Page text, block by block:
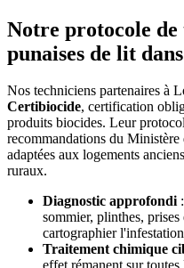
Notre protocole
punaises de lit
Nos techniciens partenaires à
Certibiocide, certification
produits biocides. Leur
recommandations du
adaptées aux logements
ruraux.
Diagnostic approfondi:
sommier, plinthes,
cartographier l'infestation
Traitement chimique